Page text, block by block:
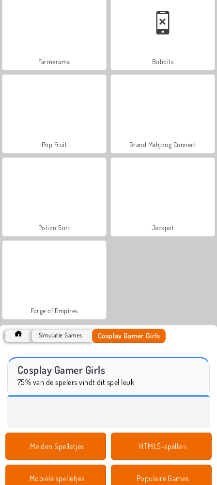
Farmerama Bubbits
Pop Fruit Grand Mahjong Connect
Potion Sort Jackpot
Forge of Empires
Simulatie Games Cosplay Gamer Girls
Cosplay Gamer Girls
75% van de spelers vindt dit spel leuk
Meiden Spelletjes HTML5-spellen
Mobiele spelletjes Populaire Games